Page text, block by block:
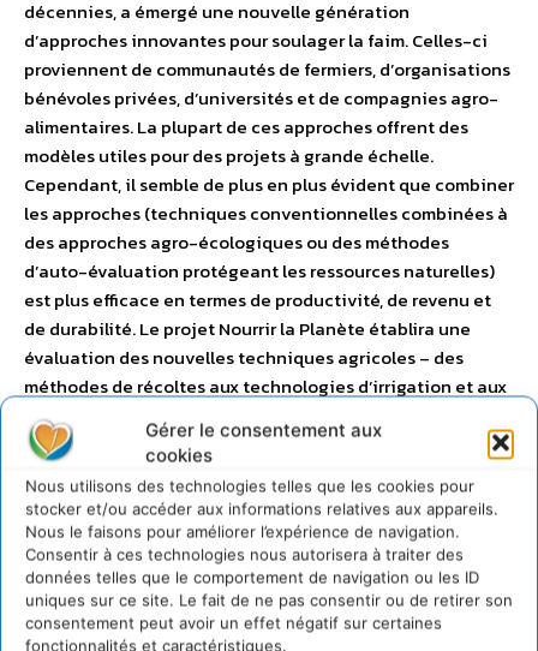
Gérer le consentement aux
cookies
Nous utilisons des technologies telles que les cookies pour
stocker et/ou accéder aux informations relatives aux appareils.
Nous le faisons pour améliorer l’expérience de navigation.
Consentir à ces technologies nous autorisera à traiter des
données telles que le comportement de navigation ou les ID
uniques sur ce site. Le fait de ne pas consentir ou de retirer son
consentement peut avoir un effet négatif sur certaines
fonctionnalités et caractéristiques.
décennies, a émergé une nouvelle génération
d’approches innovantes pour soulager la faim. Celles-ci
proviennent de communautés de fermiers, d’organisations
bénévoles privées, d’universités et de compagnies agro-
alimentaires. La plupart de ces approches offrent des
modèles utiles pour des projets à grande échelle.
Cependant, il semble de plus en plus évident que combiner
les approches (techniques conventionnelles combinées à
des approches agro-écologiques ou des méthodes
d’auto-évaluation protégeant les ressources naturelles)
est plus efficace en termes de productivité, de revenu et
de durabilité. Le projet Nourrir la Planète établira une
évaluation des nouvelles techniques agricoles – des
méthodes de récoltes aux technologies d’irrigation et aux
politiques agricoles – en mettant l’accent sur le
développement durable, la biodiversité, la santé des
écosystèmes ainsi que la productivité. Le projet a un
double but : celui d’informer sur les efforts mondiaux pour
éliminer la faim et celui de promouvoir ces efforts. Le
projet étudiera également les infrastructures
institutionnelles nécessaires à chacune des approches,
en suggérant les investissements complémentaires